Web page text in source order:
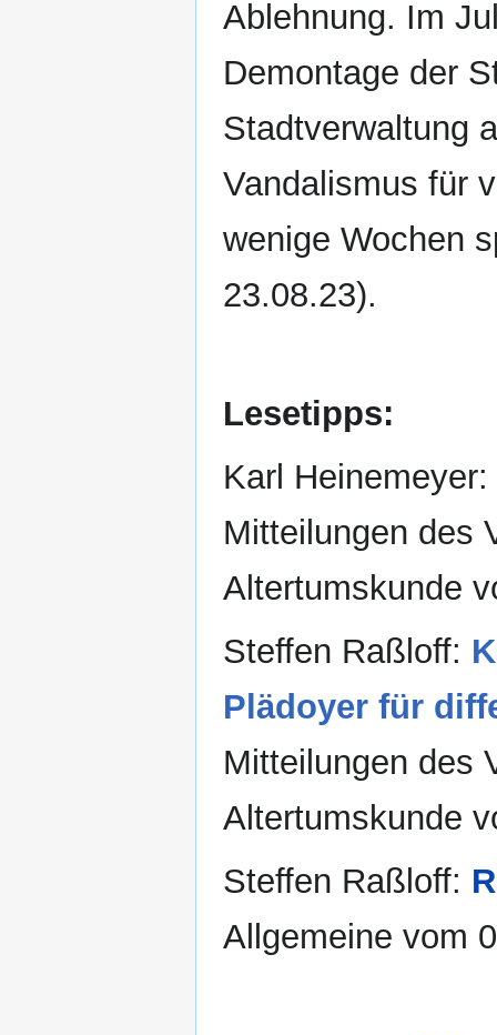
Ablehnung. Im
Demontage der
Stadtverwaltung
Vandalismus für
wenige Wochen
23.08.23).
Lesetipps:
Karl Heinemeyer:
Mitteilungen des
Altertumskunde
Steffen Raßloff:
Plädoyer für
Mitteilungen des
Altertumskunde
Steffen Raßloff:
Allgemeine vom